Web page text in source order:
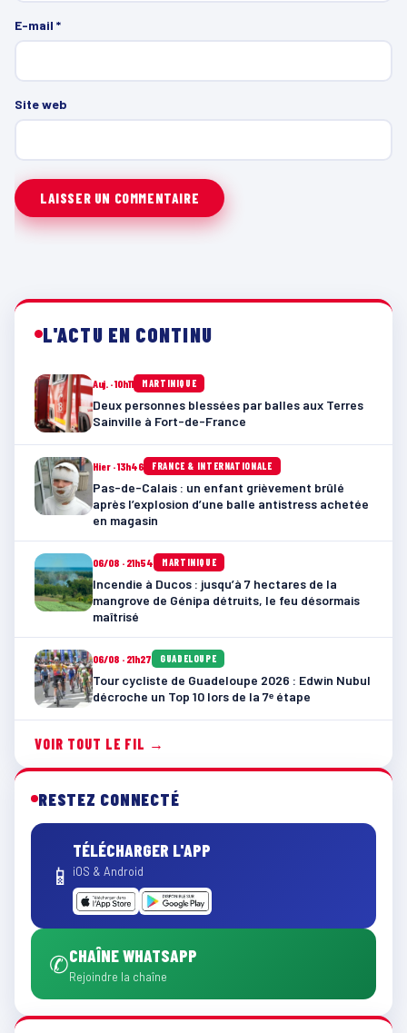
E-mail *
Site web
L'ACTU EN CONTINU
Auj. · 10h11 MARTINIQUE
Deux personnes blessées par balles aux Terres
Sainville à Fort-de-France
Hier · 13h46 FRANCE & INTERNATIONALE
Pas-de-Calais : un enfant grièvement brûlé
après l’explosion d’une balle antistress achetée
en magasin
06/08 · 21h54 MARTINIQUE
Incendie à Ducos : jusqu’à 7 hectares de la
mangrove de Génipa détruits, le feu désormais
maîtrisé
06/08 · 21h27 GUADELOUPE
Tour cycliste de Guadeloupe 2026 : Edwin Nubul
décroche un Top 10 lors de la 7ᵉ étape
VOIR TOUT LE FIL →
RESTEZ CONNECTÉ
📱
TÉLÉCHARGER L'APP
iOS & Android
✆CHAÎNE WHATSAPP
Rejoindre la chaîne